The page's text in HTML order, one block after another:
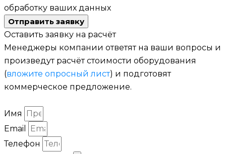
обработку ваших данных
Отправить заявку
Оставить заявку на расчёт
Менеджеры компании ответят на ваши вопросы и
произведут расчёт стоимости оборудования
(вложите опросный лист) и подготовят
коммерческое предложение.
Имя
Email
Телефон